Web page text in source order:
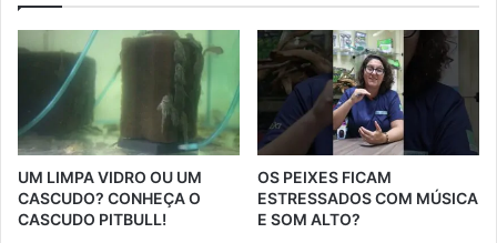
UM LIMPA VIDRO OU UM
CASCUDO? CONHEÇA O
CASCUDO PITBULL!
OS PEIXES FICAM
ESTRESSADOS COM MÚSICA
E SOM ALTO?